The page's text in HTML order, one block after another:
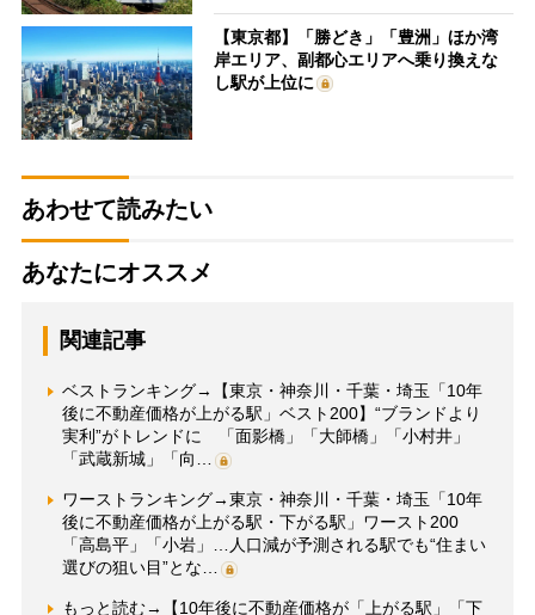
【東京都】「勝どき」「豊洲」ほか湾
岸エリア、副都心エリアへ乗り換えな
し駅が上位に
あわせて読みたい
あなたにオススメ
関連記事
ベストランキング→【東京・神奈川・千葉・埼玉「10年
後に不動産価格が上がる駅」ベスト200】“ブランドより
実利”がトレンドに 「面影橋」「大師橋」「小村井」
「武蔵新城」「向…
ワーストランキング→東京・神奈川・千葉・埼玉「10年
後に不動産価格が上がる駅・下がる駅」ワースト200
「高島平」「小岩」…人口減が予測される駅でも“住まい
選びの狙い目”とな…
もっと読む→【10年後に不動産価格が「上がる駅」「下